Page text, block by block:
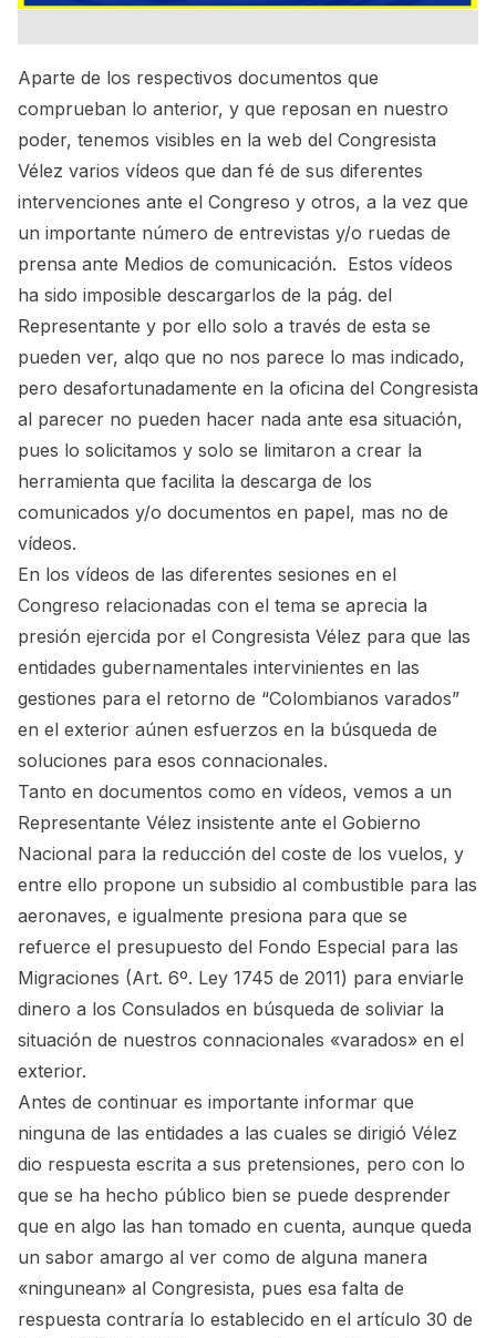
Aparte de los respectivos documentos que
comprueban lo anterior, y que reposan en nuestro
poder, tenemos visibles en la web del Congresista
Vélez varios vídeos que dan fé de sus diferentes
intervenciones ante el Congreso y otros, a la vez que
un importante número de entrevistas y/o ruedas de
prensa ante Medios de comunicación. Estos vídeos
ha sido imposible descargarlos de la pág. del
Representante y por ello solo a través de esta se
pueden ver, alqo que no nos parece lo mas indicado,
pero desafortunadamente en la oficina del Congresista
al parecer no pueden hacer nada ante esa situación,
pues lo solicitamos y solo se limitaron a crear la
herramienta que facilita la descarga de los
comunicados y/o documentos en papel, mas no de
vídeos.
En los vídeos de las diferentes sesiones en el
Congreso relacionadas con el tema se aprecia la
presión ejercida por el Congresista Vélez para que las
entidades gubernamentales intervinientes en las
gestiones para el retorno de “Colombianos varados”
en el exterior aúnen esfuerzos en la búsqueda de
soluciones para esos connacionales.
Tanto en documentos como en vídeos, vemos a un
Representante Vélez insistente ante el Gobierno
Nacional para la reducción del coste de los vuelos, y
entre ello propone un subsidio al combustible para las
aeronaves, e igualmente presiona para que se
refuerce el presupuesto del Fondo Especial para las
Migraciones (Art. 6º. Ley 1745 de 2011) para enviarle
dinero a los Consulados en búsqueda de soliviar la
situación de nuestros connacionales «varados» en el
exterior.
Antes de continuar es importante informar que
ninguna de las entidades a las cuales se dirigió Vélez
dio respuesta escrita a sus pretensiones, pero con lo
que se ha hecho público bien se puede desprender
que en algo las han tomado en cuenta, aunque queda
un sabor amargo al ver como de alguna manera
«ningunean» al Congresista, pues esa falta de
respuesta contraría lo establecido en el artículo 30 de